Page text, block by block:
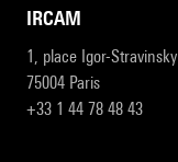
IRCAM
1, place Igor-Stravinsky
75004 Paris
+33 1 44 78 48 43